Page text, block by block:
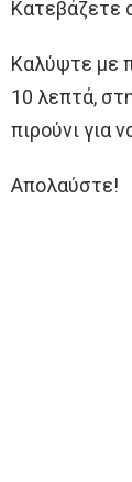
Κατεβάζετε
Καλύψτε με
10 λεπτά,
πιρούνι για
Απολαύστε!